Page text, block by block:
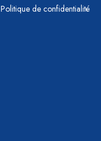
Politique de confidentialité